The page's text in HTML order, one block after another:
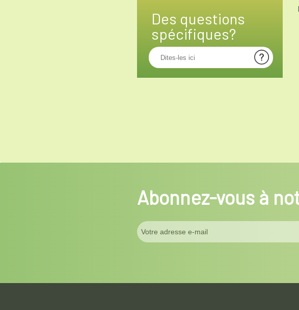
Des questions
spécifiques?
Abonnez-vous à